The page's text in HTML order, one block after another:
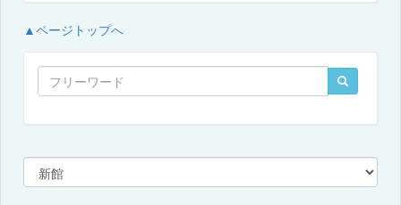
▲ページトップへ